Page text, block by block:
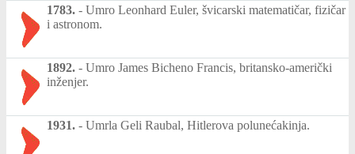
1783. - Umro Leonhard Euler, švicarski matematičar, fizičar
i astronom.
1892. - Umro James Bicheno Francis, britansko-američki
inženjer.
1931. - Umrla Geli Raubal, Hitlerova polunećakinja.